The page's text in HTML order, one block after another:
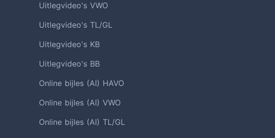
Uitlegvideo's VWO
Uitlegvideo's TL/GL
Uitlegvideo's KB
Uitlegvideo's BB
Online bijles (AI) HAVO
Online bijles (AI) VWO
Online bijles (AI) TL/GL